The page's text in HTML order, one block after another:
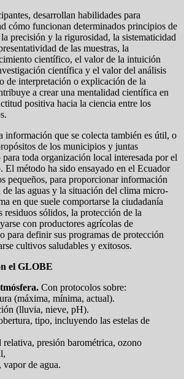
desarrollan habilidades para
cómo funcionan determinados principios de
precisión y la rigurosidad, la sistematicidad
de las muestras, la
científico, el valor de la intuición
científica y el valor del análisis
de interpretación o explicación de la
a crear una mentalidad científica en
positiva hacia la ciencia entre los
que se colecta también es útil, o
de los municipios y juntas
toda organización local interesada por el
El método ha sido ensayado en el Ecuador
pequeños, para proporcionar información
de las aguas y la situación del clima micro-
en que suele comportarse la ciudadanía
residuos sólidos, la protección de la
con productores agrícolas de
para definir sus programas de protección
cultivos saludables y exitosos.
el GLOBE
Con protocolos sobre:
(máxima, mínima, actual).
(lluvia, nieve, pH).
tipo, incluyendo las estelas de
relativa, presión barométrica, ozono
vapor de agua.